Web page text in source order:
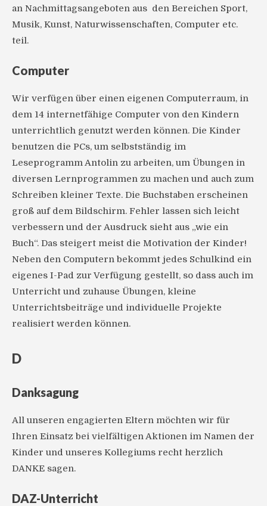
an Nachmittagsangeboten aus den Bereichen Sport,
Musik, Kunst, Naturwissenschaften, Computer etc.
teil.
Computer
Wir verfügen über einen eigenen Computerraum, in
dem 14 internetfähige Computer von den Kindern
unterrichtlich genutzt werden können. Die Kinder
benutzen die PCs, um selbstständig im
Leseprogramm Antolin zu arbeiten, um Übungen in
diversen Lernprogrammen zu machen und auch zum
Schreiben kleiner Texte. Die Buchstaben erscheinen
groß auf dem Bildschirm. Fehler lassen sich leicht
verbessern und der Ausdruck sieht aus „wie ein
Buch“. Das steigert meist die Motivation der Kinder!
Neben den Computern bekommt jedes Schulkind ein
eigenes I-Pad zur Verfügung gestellt, so dass auch im
Unterricht und zuhause Übungen, kleine
Unterrichtsbeiträge und individuelle Projekte
realisiert werden können.
D
Danksagung
All unseren engagierten Eltern möchten wir für
Ihren Einsatz bei vielfältigen Aktionen im Namen der
Kinder und unseres Kollegiums recht herzlich
DANKE sagen.
DAZ-Unterricht